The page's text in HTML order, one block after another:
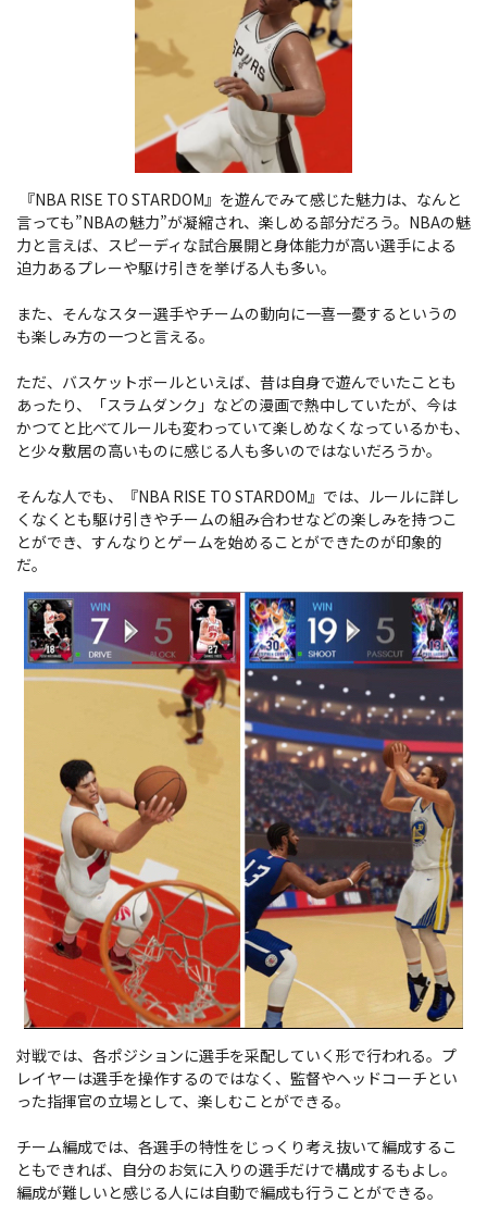
『NBA RISE TO STARDOM』を遊んでみて感じた魅力は、なんと
言っても”NBAの魅力”が凝縮され、楽しめる部分だろう。NBAの魅
力と言えば、スピーディな試合展開と身体能力が高い選手による
迫力あるプレーや駆け引きを挙げる人も多い。
また、そんなスター選手やチームの動向に一喜一憂するというの
も楽しみ方の一つと言える。
ただ、バスケットボールといえば、昔は自身で遊んでいたことも
あったり、「スラムダンク」などの漫画で熱中していたが、今は
かつてと比べてルールも変わっていて楽しめなくなっているかも、
と少々敷居の高いものに感じる人も多いのではないだろうか。
そんな人でも、『NBA RISE TO STARDOM』では、ルールに詳し
くなくとも駆け引きやチームの組み合わせなどの楽しみを持つこ
とができ、すんなりとゲームを始めることができたのが印象的
だ。
対戦では、各ポジションに選手を采配していく形で行われる。プ
レイヤーは選手を操作するのではなく、監督やヘッドコーチとい
った指揮官の立場として、楽しむことができる。
チーム編成では、各選手の特性をじっくり考え抜いて編成するこ
ともできれば、自分のお気に入りの選手だけで構成するもよし。
編成が難しいと感じる人には自動で編成も行うことができる。